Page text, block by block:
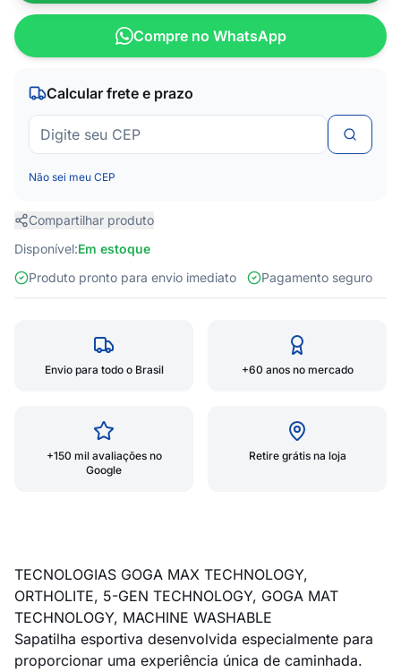
Compre no WhatsApp
Calcular frete e prazo
Não sei meu CEP
Compartilhar produto
Disponível:Em estoque
Produto pronto para envio imediato
Pagamento seguro
Envio para todo o Brasil +60 anos no mercado
+150 mil avaliações no
Google
Retire grátis na loja
TECNOLOGIAS GOGA MAX TECHNOLOGY,
ORTHOLITE, 5-GEN TECHNOLOGY, GOGA MAT
TECHNOLOGY, MACHINE WASHABLE
Sapatilha esportiva desenvolvida especialmente para
proporcionar uma experiência única de caminhada.